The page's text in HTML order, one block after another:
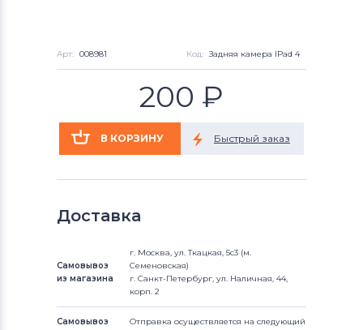
Арт: 008981 Код: Задняя камера IPad 4
200 ₽
Доставка
Самовывоз
из магазина
г. Москва, ул. Ткацкая, 5с3 (м.
Семеновская)
г. Санкт-Петербург, ул. Наличная, 44,
корп. 2
Самовывоз
Отправка осуществляется на следующий